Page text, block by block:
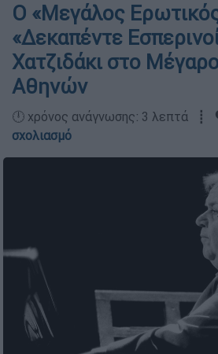
Ο «Μεγάλος
«Δεκαπέντε
Χατζιδάκι στο
Αθηνών
🕛 χρόνος ανάγνωσης: 3 λεπτά
σχολιασμό